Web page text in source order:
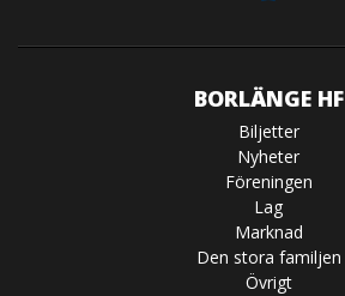
BORLÄNGE HF
Biljetter
Nyheter
Föreningen
Lag
Marknad
Den stora familjen
Övrigt